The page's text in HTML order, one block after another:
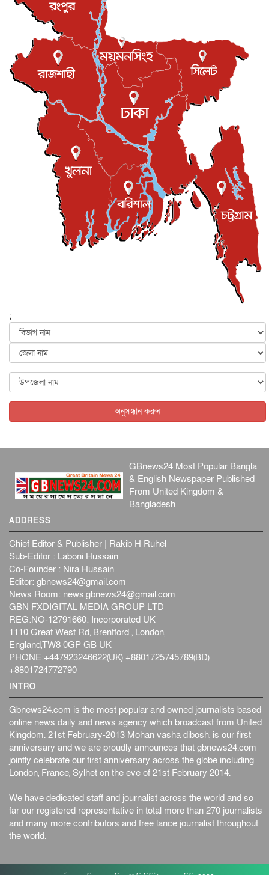
বস্তিতে কেটেছে শৈশব, আজ মুম্বাইয়ে দুই বাড়ির মালিক
বিনোদন ৬ আগস্ট, ২০২৬
যুক্তরাজ্যে বসবাসরত জাতীয়তাবাদী কুলাউড়াবাসীর মত বিনিময়
সভা...
ইউকে কমিউনিটি ৫ আগস্ট, ২০২৬
প্রধানমন্ত্রীকে সৌদি আরব সফরের আমন্ত্রণ
জাতীয় ৫ আগস্ট, ২০২৬
জুলাই গণ-অভ্যুত্থান দিবস আজ, স্মরণে দেশজুড়ে কর্মসূচি
জাতীয় ৫ আগস্ট, ২০২৬
জনগণ পরিবর্তন চেয়েছে বলেই জুলাই আন্দোলন সফল :
৫ আগস্ট, ২০২৬
বেনজীর আহমেদের সঙ্গে পরীমনির ঘনিষ্ঠ সম্পর্ক ছিল : নাসির
মাহম...
জাতীয় ৫ আগস্ট, ২০২৬
হরমুজ নিয়ে ইরান-মার্কিন চুক্তি হতে পারে আজ : মার্কিন অর্থমন...
৫ আগস্ট, ২০২৬
পৃথিবীর দিকে আসছে বিধ্বংসী বস্তু, পারমাণবিক বোমা দিয়ে করা
আন্তর্জাতিক ৫ আগস্ট, ২০২৬
কেনিয়ায় ১৫ হাতির রহস্যজনক মৃত্যু, সন্দেহের মুখে কীটনাশকের
আন্তর্জাতিক ৫ আগস্ট, ২০২৬
;
অনুসন্ধান করুন
GBnews24 Most Popular Bangla
& English Newspaper Published
From United Kingdom &
Bangladesh
ADDRESS
Chief Editor & Publisher | Rakib H Ruhel
Sub-Editor : Laboni Hussain
Co-Founder : Nira Hussain
Editor: gbnews24@gmail.com
News Room: news.gbnews24@gmail.com
GBN FXDIGITAL MEDIA GROUP LTD
REG:NO-12791660: Incorporated UK
1110 Great West Rd, Brentford , London,
England,TW8 0GP GB UK
PHONE:+447923246622(UK) +8801725745789(BD)
+8801724772790
INTRO
Gbnews24.com is the most popular and owned journalists based
online news daily and news agency which broadcast from United
Kingdom. 21st February-2013 Mohan vasha dibosh, is our first
anniversary and we are proudly announces that gbnews24.com
jointly celebrate our first anniversary across the globe including
London, France, Sylhet on the eve of 21st February 2014.
We have dedicated staff and journalist across the world and so
far our registered representative in total more than 270 journalists
and many more contributors and free lance journalist throughout
the world.